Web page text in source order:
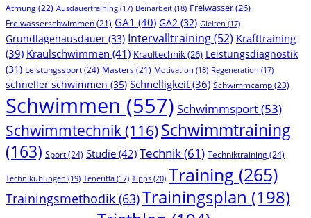
Atmung(22) Ausdauertraining (17) Beinarbeit (18) Freiwasser(26)
Freiwasserschwimmen (21) GA1 (40) GA2 (32) Gleiten (17)
Grundlagenausdauer (33) Intervalltraining(52) Krafttraining
(39) Kraulschwimmen (41) Kraultechnik(26) Leistungsdiagnostik
(31) Leistungssport(24) Masters (21) Motivation (18) Regeneration (17)
schneller schwimmen (35) Schnelligkeit (36) Schwimmcamp(23)
Schwimmen (557) Schwimmsport(53)
Schwimmtechnik(116)Schwimmtraining
(163) Sport(24) Studie (42) Technik(61) Techniktraining(24)
Technikübungen (19) Teneriffa (17) Tipps (20) Training (265)
Trainingsmethodik (63)Trainingsplan (198)